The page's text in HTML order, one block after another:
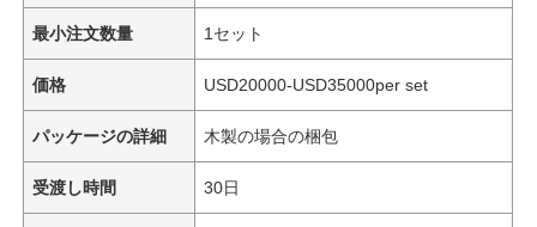
最小注文数量 1セット
価格 USD20000-USD35000per set
パッケージの詳細 木製の場合の梱包
受渡し時間 30日